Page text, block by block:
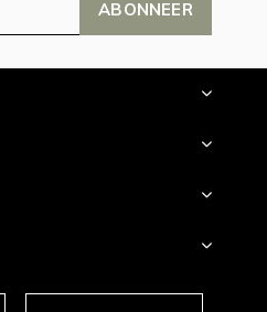
ABONNEER